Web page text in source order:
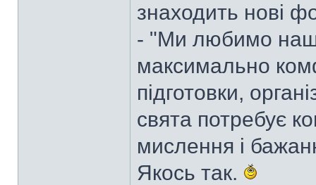
знаходить нові
- "Ми любимо
максимально
підготовки,
свята потребує
мислення і
Якось так.